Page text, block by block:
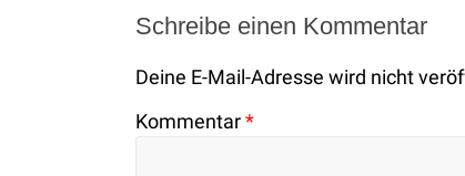
Schreibe einen Kommentar
Deine E-Mail-Adresse wird nicht
Kommentar*